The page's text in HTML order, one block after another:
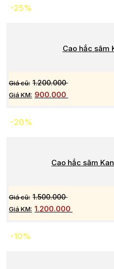
-25%
Cao hắc sâm
1.200.000
900.000
-20%
Cao hắc sâm
1.500.000
1.200.000
-10%